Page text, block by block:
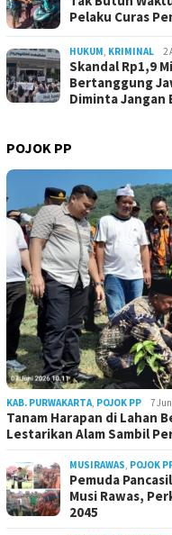
Pelaku Curas
HUKUM, KRIMINAL 2
Skandal Rp1,9
Bertanggung
Diminta Jangan
POJOK PP
KAB. PURWAKARTA, POJOK PP 7
Tanam Harapan di Lahan
Lestarikan Alam Sambil
MUSIRAWAS, POJOK
Pemuda
Musi Rawas,
2045